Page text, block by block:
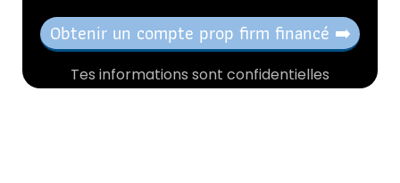
Obtenir un compte prop firm financé ➡️
Tes informations sont confidentielles